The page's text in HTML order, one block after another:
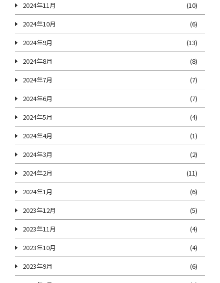
2024年11月
(10)
2024年10月
(6)
2024年9月
(13)
2024年8月
(8)
2024年7月
(7)
2024年6月
(7)
2024年5月
(4)
2024年4月
(1)
2024年3月
(2)
2024年2月
(11)
2024年1月
(6)
2023年12月
(5)
2023年11月
(4)
2023年10月
(4)
2023年9月
(6)